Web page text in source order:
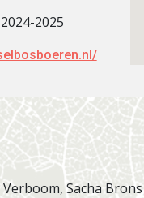
2025
Sacha